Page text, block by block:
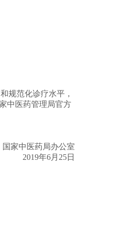
规范化诊疗水平，
中医药管理局官方
家中医药局办公室
2019年6月25日